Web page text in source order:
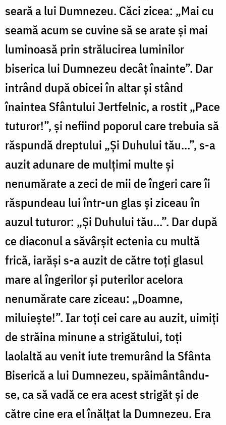
seară a lui Dumnezeu. Căci zicea: „Mai cu
seamă acum se cuvine să se arate și mai
luminoasă prin strălucirea luminilor
biserica lui Dumnezeu decât înainte”. Dar
intrând după obicei în altar și stând
înaintea Sfântului Jertfelnic, a rostit „Pace
tuturor!”, și nefiind poporul care trebuia să
răspundă dreptului „Și Duhului tău...”, s-a
auzit adunare de mulțimi multe și
nenumărate a zeci de mii de îngeri care îi
răspundeau lui într-un glas și ziceau în
auzul tuturor: „Și Duhului tău...”. Dar după
ce diaconul a săvârșit ectenia cu multă
frică, iarăși s-a auzit de către toți glasul
mare al îngerilor și puterilor acelora
nenumărate care ziceau: „Doamne,
miluiește!”. Iar toți cei care au auzit, uimiți
de străina minune a strigătului, toți
laolaltă au venit iute tremurând la Sfânta
Biserică a lui Dumnezeu, spăimântându-
se, ca să vadă ce era acest strigăt și de
către cine era el înălțat la Dumnezeu. Era